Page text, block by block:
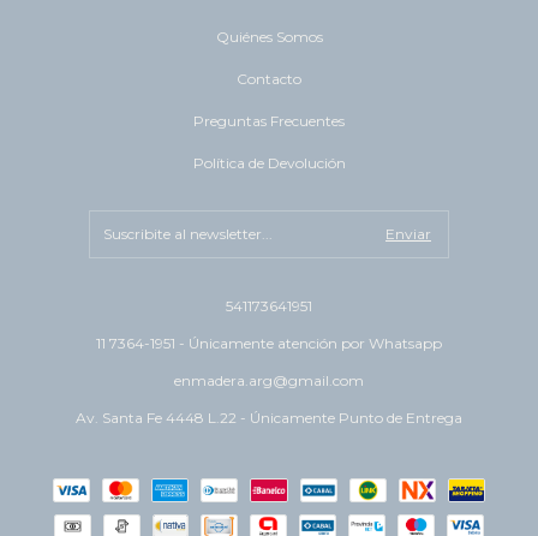
Quiénes Somos
Contacto
Preguntas Frecuentes
Política de Devolución
541173641951
11 7364-1951 - Únicamente atención por Whatsapp
enmadera.arg@gmail.com
Av. Santa Fe 4448 L.22 - Únicamente Punto de Entrega